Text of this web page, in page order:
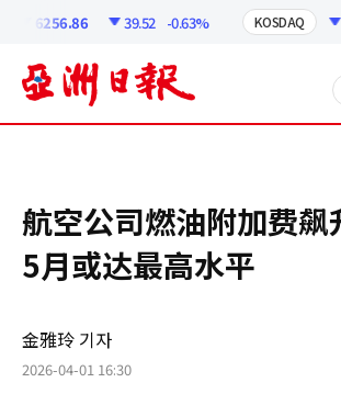
6256.86 39.52 -0.63% KOSDAQ
航空公司燃油附加费飙
5月或达最高水平
金雅玲 기자
2026-04-01 16:30